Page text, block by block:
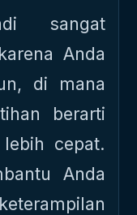
sangat
Anda
di mana
berarti
cepat.
Anda